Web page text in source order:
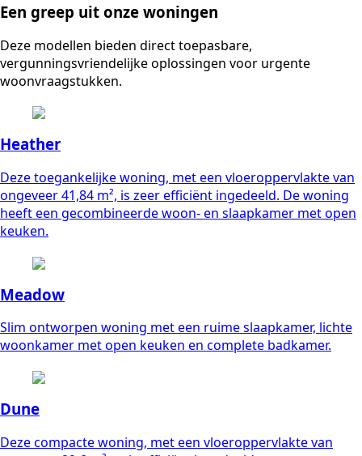
Een greep uit onze woningen
Deze modellen bieden direct toepasbare,
vergunningsvriendelijke oplossingen voor urgente
woonvraagstukken.
Heather
Deze toegankelijke woning, met een vloeroppervlakte van
ongeveer 41,84 m², is zeer efficiënt ingedeeld. De woning
heeft een gecombineerde woon- en slaapkamer met open
keuken.
Meadow
Slim ontworpen woning met een ruime slaapkamer, lichte
woonkamer met open keuken en complete badkamer.
Dune
Deze compacte woning, met een vloeroppervlakte van